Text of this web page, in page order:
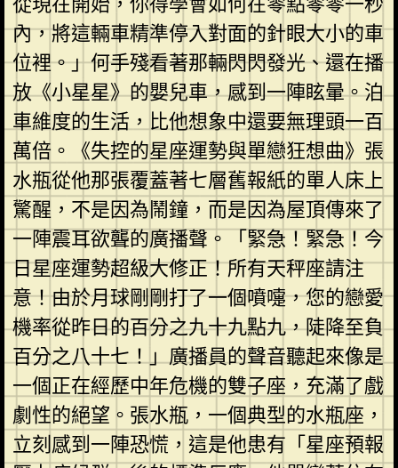
內，將這輛車精準停入對面的針眼大小的車
位裡。」何手殘看著那輛閃閃發光、還在播
放《小星星》的嬰兒車，感到一陣眩暈。泊
車維度的生活，比他想象中還要無理頭一百
萬倍。《失控的星座運勢與單戀狂想曲》張
水瓶從他那張覆蓋著七層舊報紙的單人床上
驚醒，不是因為鬧鐘，而是因為屋頂傳來了
一陣震耳欲聾的廣播聲。「緊急！緊急！今
日星座運勢超級大修正！所有天秤座請注
意！由於月球剛剛打了一個噴嚏，您的戀愛
機率從昨日的百分之九十九點九，陡降至負
百分之八十七！」廣播員的聲音聽起來像是
一個正在經歷中年危機的雙子座，充滿了戲
劇性的絕望。張水瓶，一個典型的水瓶座，
立刻感到一陣恐慌，這是他患有「星座預報